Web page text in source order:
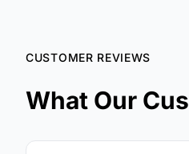
CUSTOMER REVIEWS
What Our